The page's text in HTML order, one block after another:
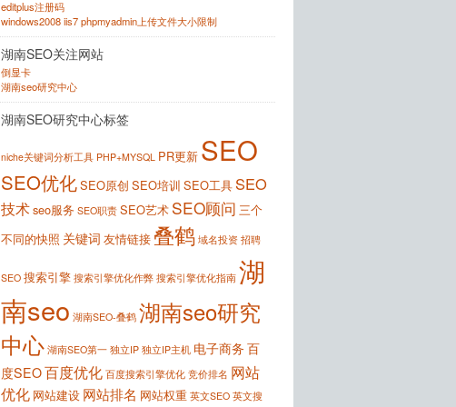
editplus注册码
windows2008 iis7 phpmyadmin上传文件大小限制
湖南SEO关注网站
倒显卡
湖南seo研究中心
湖南SEO研究中心标签
niche关键词分析工具 PHP+MYSQL PR更新 SEO
SEO优化SEO原创 SEO培训 SEO工具 SEO
技术seo服务 SEO职责 SEO艺术 SEO顾问 三个
不同的快照 关键词 友情链接 叠鹤 域名投资 招聘
SEO 搜索引擎 搜索引擎优化作弊 搜索引擎优化指南 湖
南seo 湖南SEO-叠鹤 湖南seo研究
中心 湖南SEO第一 独立IP 独立IP主机 电子商务 百
度SEO百度优化 百度搜索引擎优化 竞价排名 网站
优化 网站建设 网站排名 网站权重 英文SEO 英文搜